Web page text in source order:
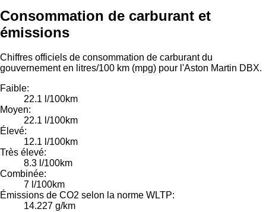
Consommation de carburant et
émissions
Chiffres officiels de consommation de carburant du
gouvernement en litres/100 km (mpg) pour l'Aston Martin DBX.
Faible:
22.1 l/100km
Moyen:
22.1 l/100km
Élevé:
12.1 l/100km
Très élevé:
8.3 l/100km
Combinée:
7 l/100km
Émissions de CO2 selon la norme WLTP:
14.227 g/km